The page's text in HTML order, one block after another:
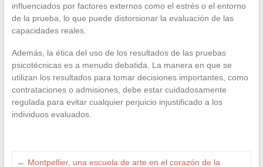
influenciados por factores externos como el estrés o el entorno
de la prueba, lo que puede distorsionar la evaluación de las
capacidades reales.
Además, la ética del uso de los resultados de las pruebas
psicotécnicas es a menudo debatida. La manera en que se
utilizan los resultados para tomar decisiones importantes, como
contrataciones o admisiones, debe estar cuidadosamente
regulada para evitar cualquier perjuicio injustificado a los
individuos evaluados.
← Montpellier, una escuela de arte en el corazón de la